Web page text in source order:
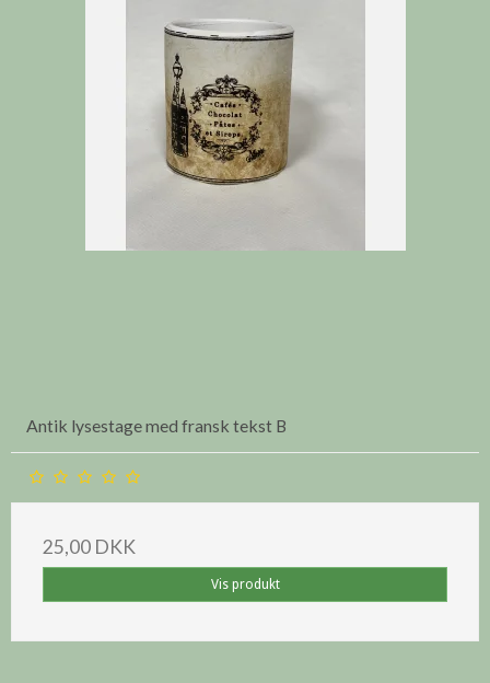
Antik lysestage med fransk tekst B
25,00 DKK
Vis produkt